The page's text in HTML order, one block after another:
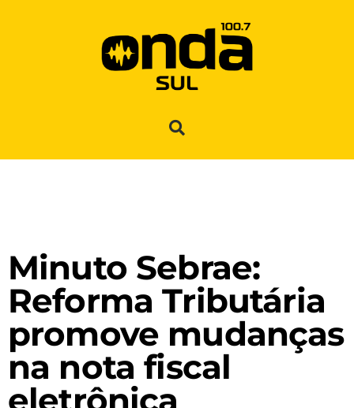
Minuto Sebrae:
Reforma Tributária
promove mudanças
na nota fiscal